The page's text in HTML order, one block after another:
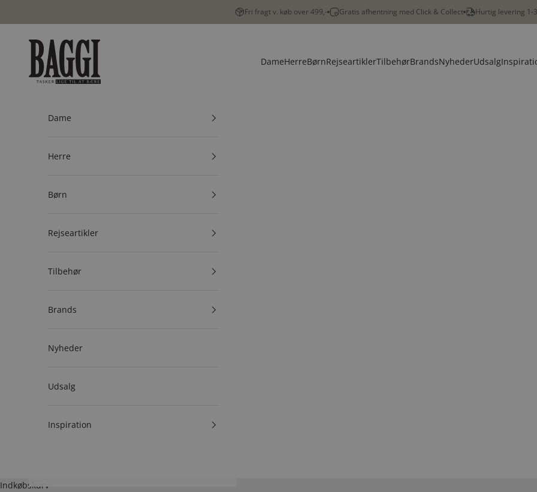
Fri fragt v. køb over 499,- Gratis afhentning med Click & Collect Hurtig levering 1-
BAGGI
DameHerreBørnRejseartiklerTilbehørBrandsNyhederUdsalg
Dame
Herre
Børn
Rejseartikler
Tilbehør
Brands
Nyheder
Udsalg
Inspiration
Indkøbskurv